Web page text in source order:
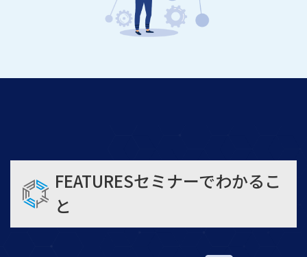
FEATURESセミナーでわかるこ
と